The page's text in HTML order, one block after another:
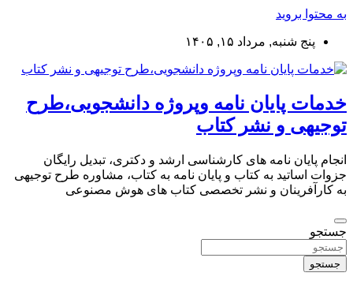
به محتوا بروید
پنج شنبه, مرداد ۱۵, ۱۴۰۵
خدمات پایان نامه وپروژه دانشجویی،طرح
توجیهی و نشر کتاب
انجام پایان نامه های کارشناسی ارشد و دکتری، تبدیل رایگان
جزوات اساتید به کتاب و پایان نامه به کتاب، مشاوره طرح توجیهی
به کارآفرینان و نشر تخصصی کتاب های هوش مصنوعی
جستجو
جستجو